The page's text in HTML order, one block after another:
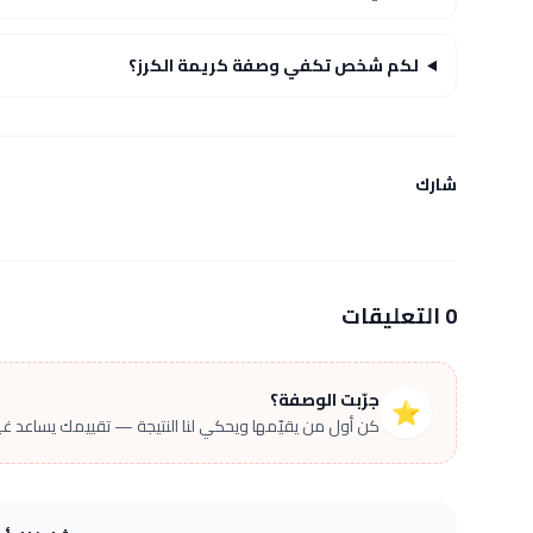
لكم شخص تكفي وصفة كريمة الكرز؟
شارك
0 التعليقات
⭐ جرّبت الوصفة؟
كن أول من يقيّمها ويحكي لنا النتيجة — تقييمك يساعد